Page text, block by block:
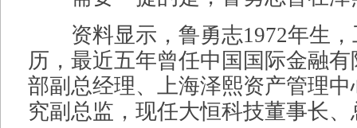
资料显示，鲁勇志1972年生，
历，最近五年曾任中国国际金融
部副总经理、上海泽熙资产管理
究副总监，现任大恒科技董事长、